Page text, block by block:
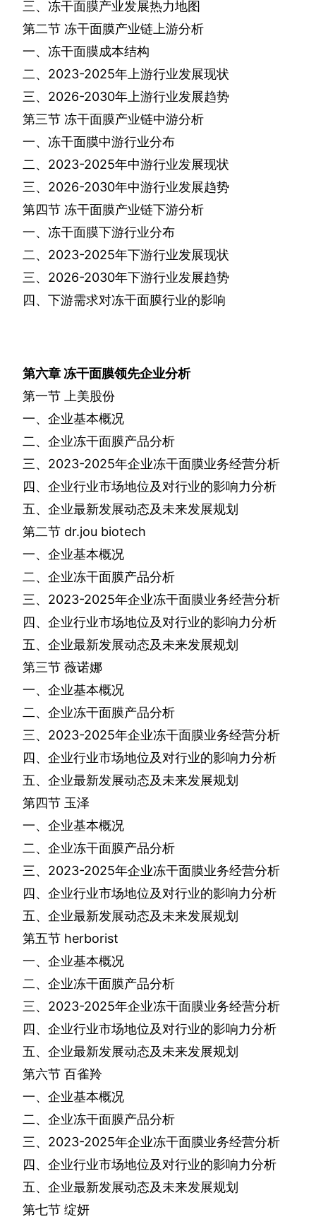
三、冻干面膜产业发展热力地图
第二节 冻干面膜产业链上游分析
一、冻干面膜成本结构
二、 2023-2025年上游行业发展现状
三、 2026-2030年上游行业发展趋势
第三节 冻干面膜产业链中游分析
一、冻干面膜中游行业分布
二、 2023-2025年中游行业发展现状
三、 2026-2030年中游行业发展趋势
第四节 冻干面膜产业链下游分析
一、冻干面膜下游行业分布
二、 2023-2025年下游行业发展现状
三、 2026-2030年下游行业发展趋势
四、下游需求对冻干面膜行业的影响
第六章冻干面膜领先企业分析
第一节
上美股份
一、企业基本概况
二、企业冻干面膜产品分析
三、 2023-2025年企业冻干面膜业务经营分析
四、企业行业市场地位及对行业的影响力分析
五、企业最新发展动态及未来发展规划
第二节 dr.jou biotech
一、企业基本概况
二、企业冻干面膜产品分析
三、 2023-2025年企业冻干面膜业务经营分析
四、企业行业市场地位及对行业的影响力分析
五、企业最新发展动态及未来发展规划
第三节 薇诺娜
一、企业基本概况
二、企业冻干面膜产品分析
三、 2023-2025年企业冻干面膜业务经营分析
四、企业行业市场地位及对行业的影响力分析
五、企业最新发展动态及未来发展规划
第四节 玉泽
一、企业基本概况
二、企业冻干面膜产品分析
三、 2023-2025年企业冻干面膜业务经营分析
四、企业行业市场地位及对行业的影响力分析
五、企业最新发展动态及未来发展规划
第五节 herborist
一、企业基本概况
二、企业冻干面膜产品分析
三、 2023-2025年企业冻干面膜业务经营分析
四、企业行业市场地位及对行业的影响力分析
五、企业最新发展动态及未来发展规划
第六节 百雀羚
一、企业基本概况
二、企业冻干面膜产品分析
三、 2023-2025年企业冻干面膜业务经营分析
四、企业行业市场地位及对行业的影响力分析
五、企业最新发展动态及未来发展规划
第七节 绽妍